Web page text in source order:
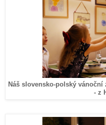
Náš slovensko-polský
- z